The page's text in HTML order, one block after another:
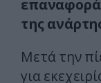
της
Μετά την
για